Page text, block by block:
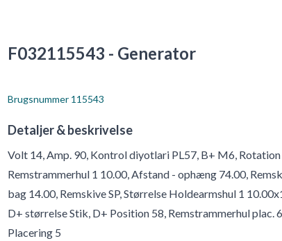
F032115543 - Generator
Brugsnummer 115543
Detaljer & beskrivelse
Volt 14, Amp. 90, Kontrol diyotlari PL57, B+ M6,
Remstrammerhul 1 10.00, Afstand - ophæng 74.00,
bag 14.00, Remskive SP, Størrelse Holdearmshul 1
D+ størrelse Stik, D+ Position 58, Remstrammerhul
Placering 5